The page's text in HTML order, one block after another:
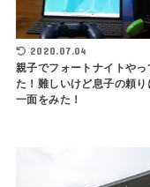
2020.07.04
親子でフォートナイトやっ
た！難しいけど息子の頼り
一面をみた！